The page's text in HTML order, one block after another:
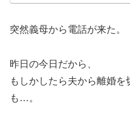
突然義母から電話が来た。
昨日の今日だから、
もしかしたら夫から離婚
も…。